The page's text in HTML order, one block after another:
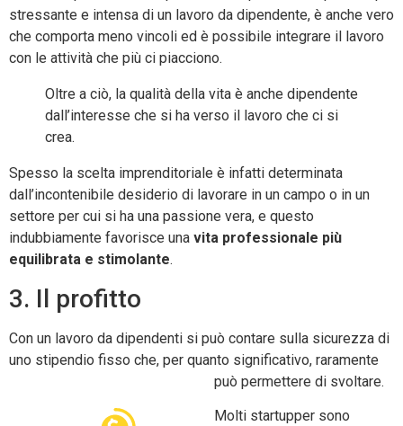
stressante e intensa di un lavoro da dipendente, è anche vero
che comporta meno vincoli ed è possibile integrare il lavoro
con le attività che più ci piacciono.
Oltre a ciò, la qualità della vita è anche dipendente
dall’interesse che si ha verso il lavoro che ci si
crea.
Spesso la scelta imprenditoriale è infatti determinata
dall’incontenibile desiderio di lavorare in un campo o in un
settore per cui si ha una passione vera, e questo
indubbiamente favorisce una vita professionale più
equilibrata e stimolante.
3. Il profitto
Con un lavoro da dipendenti si può contare sulla sicurezza di
uno stipendio fisso che, per quanto significativo, raramente
può permettere di svoltare.
Molti startupper sono